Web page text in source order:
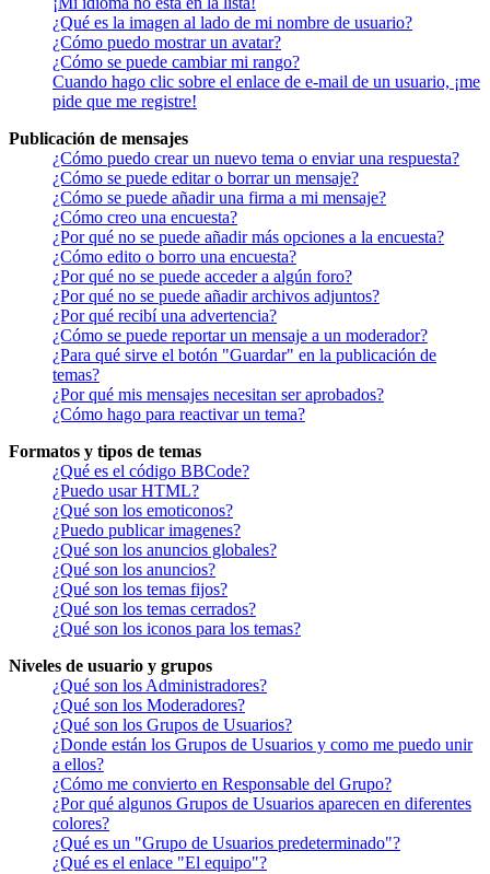
¿Qué es la imagen al lado de mi nombre de usuario?
¿Cómo puedo mostrar un avatar?
¿Cómo se puede cambiar mi rango?
Cuando hago clic sobre el enlace de e-mail de un usuario, ¡me
pide que me registre!
Publicación de mensajes
¿Cómo puedo crear un nuevo tema o enviar una respuesta?
¿Cómo se puede editar o borrar un mensaje?
¿Cómo se puede añadir una firma a mi mensaje?
¿Cómo creo una encuesta?
¿Por qué no se puede añadir más opciones a la encuesta?
¿Cómo edito o borro una encuesta?
¿Por qué no se puede acceder a algún foro?
¿Por qué no se puede añadir archivos adjuntos?
¿Por qué recibí una advertencia?
¿Cómo se puede reportar un mensaje a un moderador?
¿Para qué sirve el botón "Guardar" en la publicación de
temas?
¿Por qué mis mensajes necesitan ser aprobados?
¿Cómo hago para reactivar un tema?
Formatos y tipos de temas
¿Qué es el código BBCode?
¿Puedo usar HTML?
¿Qué son los emoticonos?
¿Puedo publicar imagenes?
¿Qué son los anuncios globales?
¿Qué son los anuncios?
¿Qué son los temas fijos?
¿Qué son los temas cerrados?
¿Qué son los iconos para los temas?
Niveles de usuario y grupos
¿Qué son los Administradores?
¿Qué son los Moderadores?
¿Qué son los Grupos de Usuarios?
¿Donde están los Grupos de Usuarios y como me puedo unir
a ellos?
¿Cómo me convierto en Responsable del Grupo?
¿Por qué algunos Grupos de Usuarios aparecen en diferentes
colores?
¿Qué es un "Grupo de Usuarios predeterminado"?
¿Qué es el enlace "El equipo"?